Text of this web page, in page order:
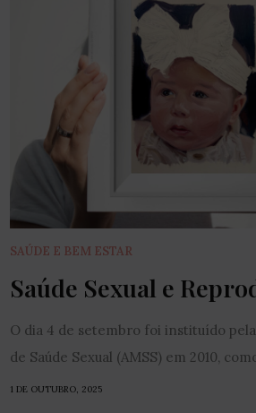
SAÚDE E BEM ESTAR
Saúde Sexual e
O dia 4 de setembro foi instituído
de Saúde Sexual (AMSS) em 2010,
1 DE OUTUBRO, 2025